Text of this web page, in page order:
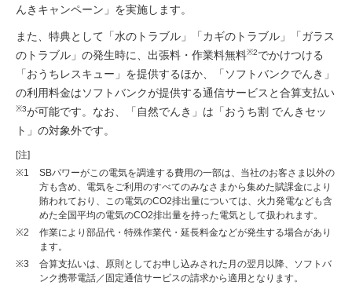
んきキャンペーン」を実施します。
また、特典として「水のトラブル」「カギのトラブル」「ガラス
のトラブル」の発生時に、出張料・作業料無料※2でかけつける
「おうちレスキュー」を提供するほか、「ソフトバンクでんき」
の利用料金はソフトバンクが提供する通信サービスと合算支払い
※3が可能です。なお、「自然でんき」は「おうち割 でんきセッ
ト」の対象外です。
[注]
※1
SBパワーがこの電気を調達する費用の一部は、当社のお客さま以外の
方も含め、電気をご利用のすべてのみなさまから集めた賦課金により
賄われており、この電気のCO2排出量については、火力発電なども含
めた全国平均の電気のCO2排出量を持った電気として扱われます。
※2
作業により部品代・特殊作業代・延長料金などが発生する場合があり
ます。
※3
合算支払いは、原則としてお申し込みされた月の翌月以降、ソフトバ
ンク携帯電話／固定通信サービスの請求から適用となります。